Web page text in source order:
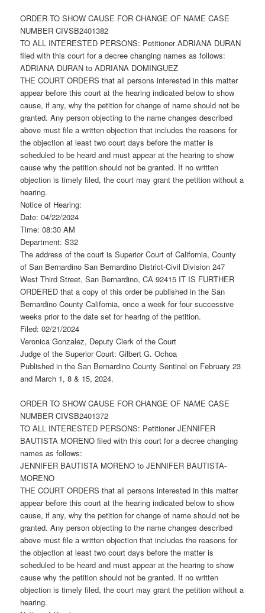
ORDER TO SHOW CAUSE FOR CHANGE OF NAME CASE
NUMBER CIVSB2401382
TO ALL INTERESTED PERSONS: Petitioner ADRIANA DURAN
filed with this court for a decree changing names as follows:
ADRIANA DURAN to ADRIANA DOMINGUEZ
THE COURT ORDERS that all persons interested in this matter
appear before this court at the hearing indicated below to show
cause, if any, why the petition for change of name should not be
granted. Any person objecting to the name changes described
above must file a written objection that includes the reasons for
the objection at least two court days before the matter is
scheduled to be heard and must appear at the hearing to show
cause why the petition should not be granted. If no written
objection is timely filed, the court may grant the petition without a
hearing.
Notice of Hearing:
Date: 04/22/2024
Time: 08:30 AM
Department: S32
The address of the court is Superior Court of California, County
of San Bernardino San Bernardino District-Civil Division 247
West Third Street, San Bernardino, CA 92415 IT IS FURTHER
ORDERED that a copy of this order be published in the San
Bernardino County California, once a week for four successive
weeks prior to the date set for hearing of the petition.
Filed: 02/21/2024
Veronica Gonzalez, Deputy Clerk of the Court
Judge of the Superior Court: Gilbert G. Ochoa
Published in the San Bernardino County Sentinel on February 23
and March 1, 8 & 15, 2024.
ORDER TO SHOW CAUSE FOR CHANGE OF NAME CASE
NUMBER CIVSB2401372
TO ALL INTERESTED PERSONS: Petitioner JENNIFER
BAUTISTA MORENO filed with this court for a decree changing
names as follows:
JENNIFER BAUTISTA MORENO to JENNIFER BAUTISTA-
MORENO
THE COURT ORDERS that all persons interested in this matter
appear before this court at the hearing indicated below to show
cause, if any, why the petition for change of name should not be
granted. Any person objecting to the name changes described
above must file a written objection that includes the reasons for
the objection at least two court days before the matter is
scheduled to be heard and must appear at the hearing to show
cause why the petition should not be granted. If no written
objection is timely filed, the court may grant the petition without a
hearing.